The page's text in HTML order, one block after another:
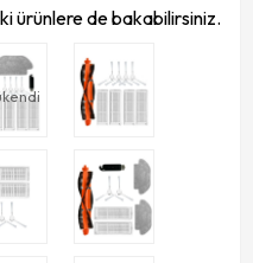
ürünlere de bakabilirsiniz.